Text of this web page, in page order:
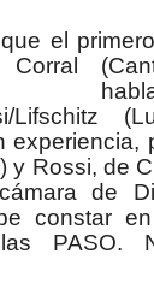
el
Lifschitz
y Rossi, de
de
constar
PASO.